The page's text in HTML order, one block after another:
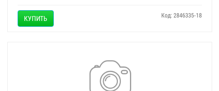
КУПИТЬ Код: 2846335-18